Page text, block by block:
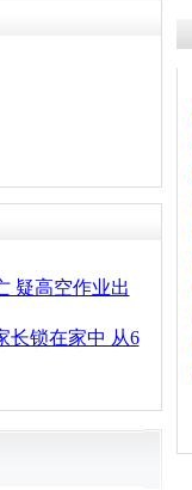
疑高空作业出
长锁在家中 从6